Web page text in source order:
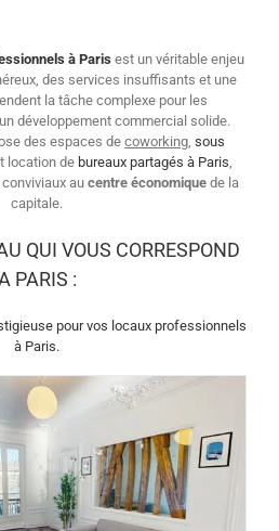
à Paris est un véritable enjeu
des services insuffisants et une
la tâche complexe pour les
développement commercial solide.
des espaces de coworking sous
location de bureaux partagés à Paris
au centre économique de la
capitale.
QUI VOUS CORRESPOND
PARIS :
pour vos locaux professionnels
à Paris.